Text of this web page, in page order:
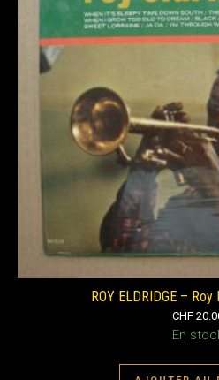
ROY ELDRIDGE –
CHF
En